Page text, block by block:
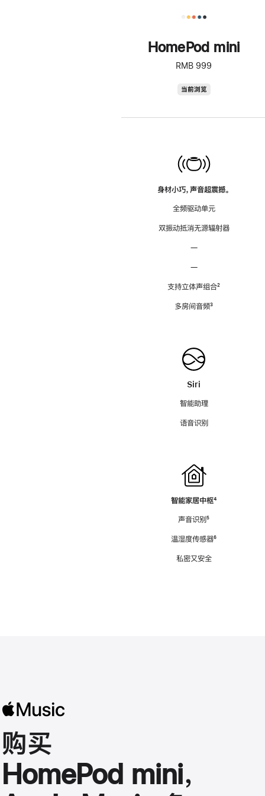
HomePod mini
RMB 999
当前浏览
身材小巧，声音超震撼。
全频驱动单元
双振动抵消无源辐射器
—
—
支持立体声组合脚
²
多房间音频脚
³
Siri
智能助理
语音识别
智能家居中枢脚
⁴
声音识别脚
⁵
温湿度传感器脚
⁶
私密又安全
购买
HomePod mini，